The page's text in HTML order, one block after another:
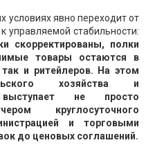
условиях явно переходит от
управляемой стабильности:
скорректированы, полки
товары остаются в
и ритейлеров. На этом
хозяйства и
выступает не просто
круглосуточного
и торговыми
до ценовых соглашений.